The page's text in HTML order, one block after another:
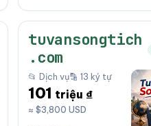
tuvansongtich
.com
📂 Dịch vụ🔡 13 ký tự
101 triệu ₫
≈ $3,800 USD